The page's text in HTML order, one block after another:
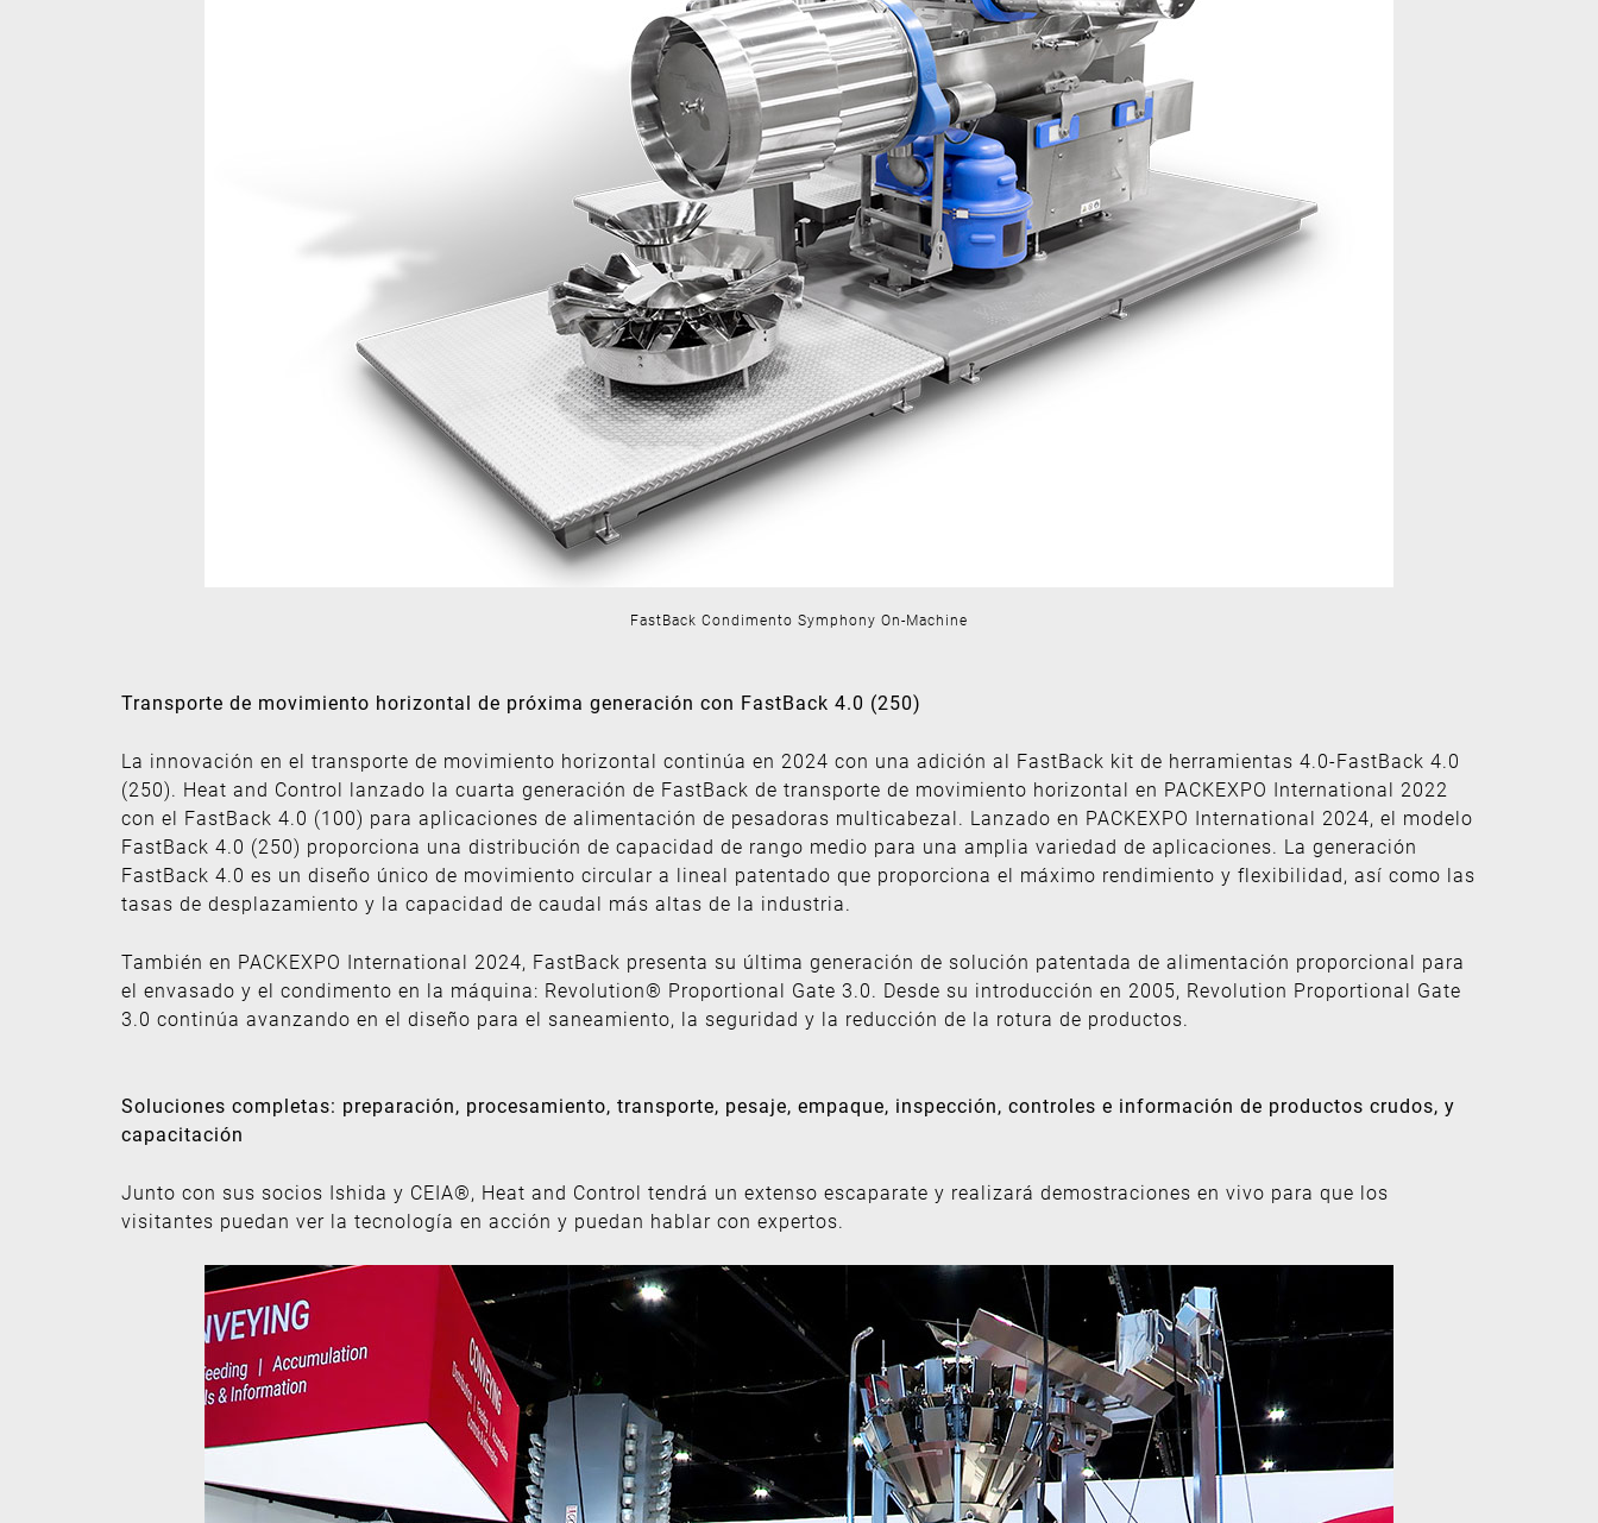
FastBack Condimento Symphony On-Machine
Transporte de movimiento horizontal de próxima generación con FastBack 4.0 (250)
La innovación en el transporte de movimiento horizontal continúa en 2024 con una adición al FastBack kit de herramientas 4.0-FastBack 4.0
(250). Heat and Control lanzado la cuarta generación de FastBack de transporte de movimiento horizontal en PACKEXPO International 2022
con el FastBack 4.0 (100) para aplicaciones de alimentación de pesadoras multicabezal. Lanzado en PACKEXPO International 2024, el modelo
FastBack 4.0 (250) proporciona una distribución de capacidad de rango medio para una amplia variedad de aplicaciones. La generación
FastBack 4.0 es un diseño único de movimiento circular a lineal patentado que proporciona el máximo rendimiento y flexibilidad, así como las
tasas de desplazamiento y la capacidad de caudal más altas de la industria.
También en PACKEXPO International 2024, FastBack presenta su última generación de solución patentada de alimentación proporcional para
el envasado y el condimento en la máquina: Revolution® Proportional Gate 3.0. Desde su introducción en 2005, Revolution Proportional Gate
3.0 continúa avanzando en el diseño para el saneamiento, la seguridad y la reducción de la rotura de productos.
Soluciones completas: preparación, procesamiento, transporte, pesaje, empaque, inspección, controles e información de productos crudos, y
capacitación
Junto con sus socios Ishida y CEIA®, Heat and Control tendrá un extenso escaparate y realizará demostraciones en vivo para que los
visitantes puedan ver la tecnología en acción y puedan hablar con expertos.